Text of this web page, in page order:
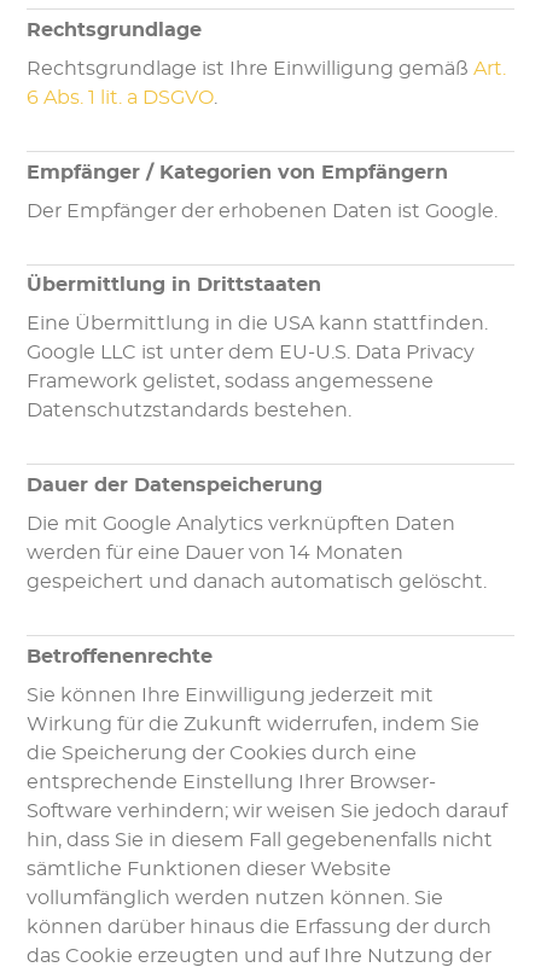
Rechtsgrundlage
Rechtsgrundlage ist Ihre Einwilligung gemäßArt.
6 Abs. 1 lit. a DSGVO
Empfänger / Kategorien von Empfängern
Der Empfänger der erhobenen Daten ist Google.
Übermittlung in Drittstaaten
Eine Übermittlung in die USA kann stattfinden.
Google LLC ist unter dem EU-U.S. Data Privacy
Framework gelistet, sodass angemessene
Datenschutzstandards bestehen.
Dauer der Datenspeicherung
Die mit Google Analytics verknüpften Daten
werden für eine Dauer von 14 Monaten
gespeichert und danach automatisch gelöscht.
Betroffenenrechte
Sie können Ihre Einwilligung jederzeit mit
Wirkung für die Zukunft widerrufen, indem Sie
die Speicherung der Cookies durch eine
entsprechende Einstellung Ihrer Browser-
Software verhindern; wir weisen Sie jedoch darauf
hin, dass Sie in diesem Fall gegebenenfalls nicht
sämtliche Funktionen dieser Website
vollumfänglich werden nutzen können. Sie
können darüber hinaus die Erfassung der durch
das Cookie erzeugten und auf Ihre Nutzung der